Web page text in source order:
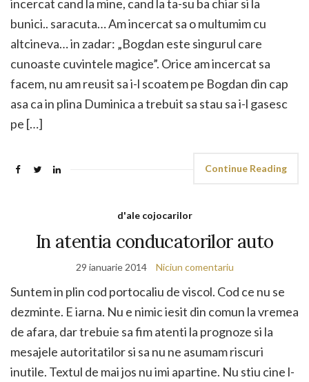
incercat cand la mine, cand la ta-su ba chiar si la
bunici.. saracuta… Am incercat sa o multumim cu
altcineva… in zadar: „Bogdan este singurul care
cunoaste cuvintele magice”. Orice am incercat sa
facem, nu am reusit sa i-l scoatem pe Bogdan din cap
asa ca in plina Duminica a trebuit sa stau sa i-l gasesc
pe […]
Continue Reading
d'ale cojocarilor
In atentia conducatorilor auto
29 ianuarie 2014 Niciun comentariu
Suntem in plin cod portocaliu de viscol. Cod ce nu se
dezminte. E iarna. Nu e nimic iesit din comun la vremea
de afara, dar trebuie sa fim atenti la prognoze si la
mesajele autoritatilor si sa nu ne asumam riscuri
inutile. Textul de mai jos nu imi apartine. Nu stiu cine l-